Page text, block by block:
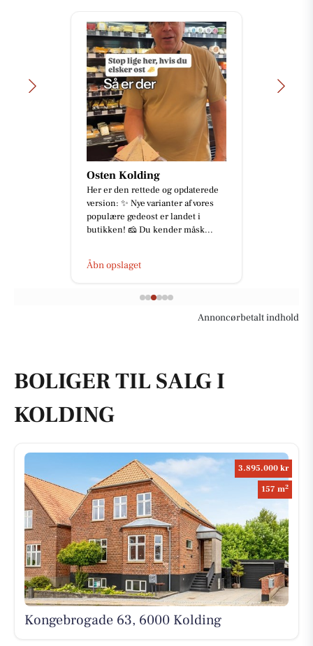
Osten Kolding
Her er den rettede og opdaterede
version: ✨ Nye varianter af vores
populære gedeost er landet i
butikken! 🧀 Du kender måsk...
Åbn opslaget
Annoncørbetalt indhold
BOLIGER TIL SALG I
KOLDING
3.895.000 kr
157 m2
Kongebrogade 63, 6000 Kolding